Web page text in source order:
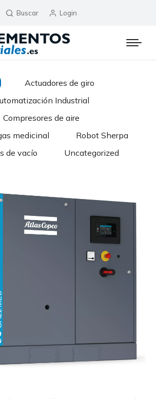
Buscar Login
Actuadores de giro
Industrial
Compresores de aire
medicinal
Robot Sherpa
de vacío
Uncategorized